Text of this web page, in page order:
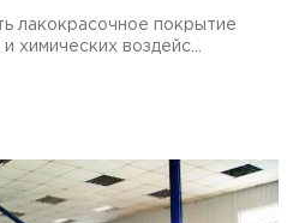
лакокрасочное покрытие
химических воздейс...